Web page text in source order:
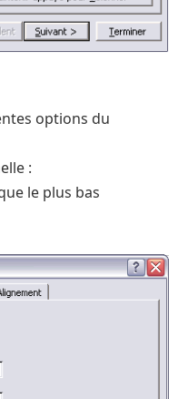
options du
:
le plus bas